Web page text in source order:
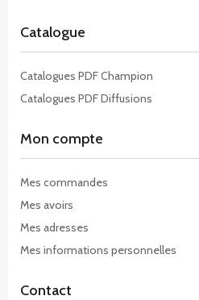
Catalogue
Catalogues PDF Champion
Catalogues PDF Diffusions
Mon compte
Mes commandes
Mes avoirs
Mes adresses
Mes informations personnelles
Contact